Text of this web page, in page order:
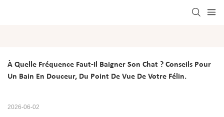
À Quelle Fréquence Faut-Il Baigner Son Chat ? Conseils Pour
Un Bain En Douceur, Du Point De Vue De Votre Félin.
2026-06-02